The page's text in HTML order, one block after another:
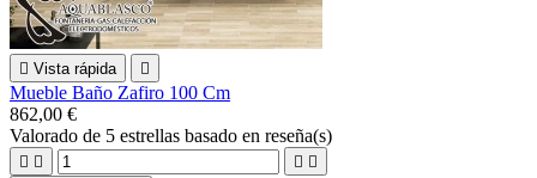
 Vista rápida 
Mueble Baño Zafiro 100 Cm
862,00 €
Valorado de 5 estrellas basado en reseña(s)
   